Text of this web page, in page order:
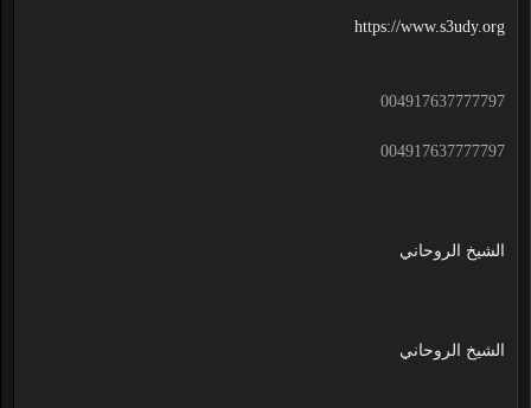
https://www.s3udy.org
004917637777797
004917637777797
الشيخ الروحاني
الشيخ الروحاني